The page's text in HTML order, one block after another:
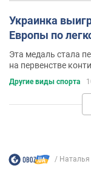
Украинка
Европы по
Эта медаль стала
на первенстве
Другие виды спорта